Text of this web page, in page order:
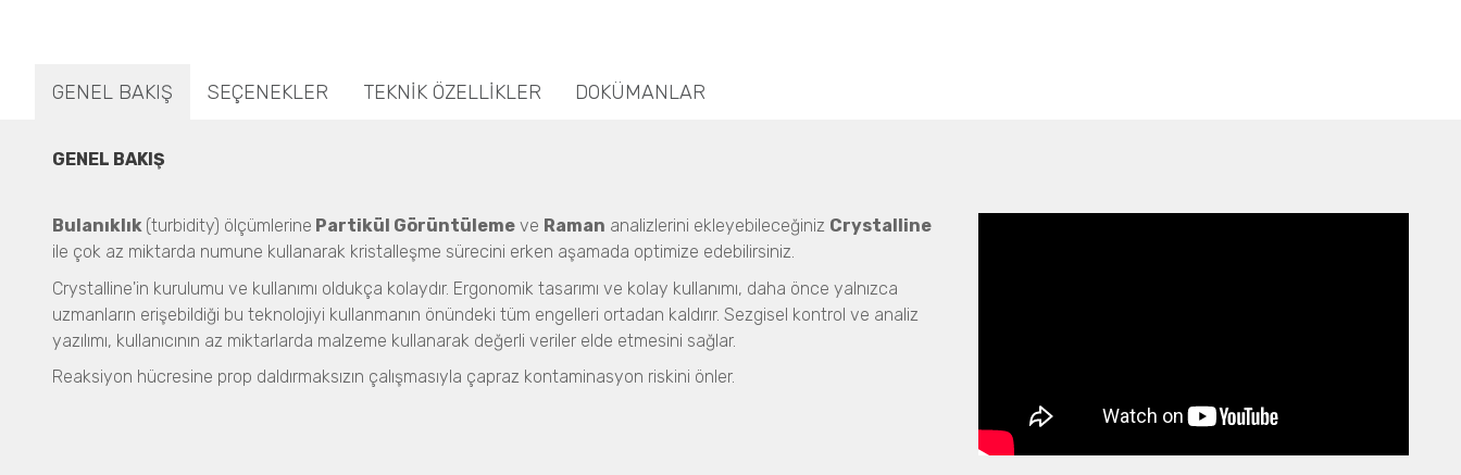
GENEL BAKIŞ SEÇENEKLER TEKNİK ÖZELLİKLER DOKÜMANLAR
GENEL BAKIŞ
Bulanıklık (turbidity) ölçümlerine Partikül Görüntüleme ve Raman analizlerini ekleyebileceğiniz Crystalline
ile çok az miktarda numune kullanarak kristalleşme sürecini erken aşamada optimize edebilirsiniz.
Crystalline'in kurulumu ve kullanımı oldukça kolaydır. Ergonomik tasarımı ve kolay kullanımı, daha önce yalnızca
uzmanların erişebildiği bu teknolojiyi kullanmanın önündeki tüm engelleri ortadan kaldırır. Sezgisel kontrol ve analiz
yazılımı, kullanıcının az miktarlarda malzeme kullanarak değerli veriler elde etmesini sağlar.
Reaksiyon hücresine prop daldırmaksızın çalışmasıyla çapraz kontaminasyon riskini önler.